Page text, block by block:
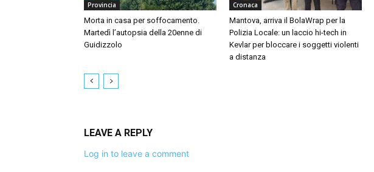
Provincia
Morta in casa per soffocamento.
Martedì l’autopsia della 20enne di
Guidizzolo
Cronaca
Mantova, arriva il BolaWrap per la
Polizia Locale: un laccio hi-tech in
Kevlar per bloccare i soggetti violenti
a distanza
LEAVE A REPLY
Log in to leave a comment